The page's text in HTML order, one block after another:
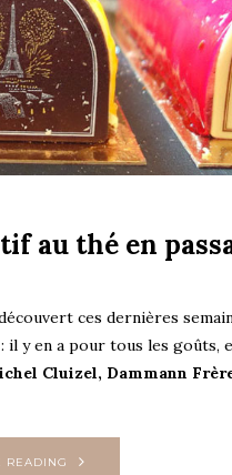
au thé en
ces dernières
y en a pour tous les goûts,
Cluizel, Dammann
READING